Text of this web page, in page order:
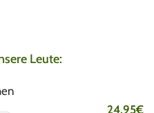
Leute:
24,95€